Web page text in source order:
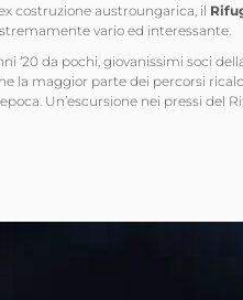
costruzione austroungarica, il
vario ed interessante.
‘20 da pochi, giovanissimi soci
la maggior parte dei percorsi
Un’escursione nei pressi